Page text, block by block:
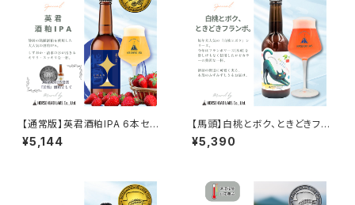
【通常版】英君酒粕IPA 6本セッ
ト【送料込※北海道・沖縄除く】
¥5,144
【馬頭】白桃とボク、ときどきフラ
ンボ。 6本セット【送料込※北海
道・沖縄除く】
¥5,390